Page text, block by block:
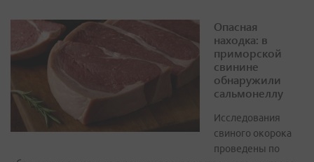
Опасная
находка: в
приморской
свинине
обнаружили
сальмонеллу
Исследования
свиного окорока
проведены по